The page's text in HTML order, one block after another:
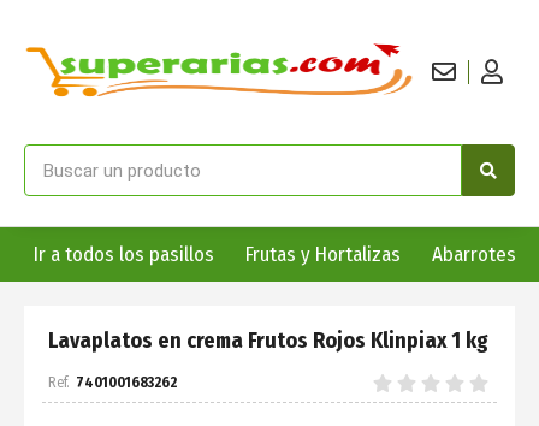
Ir a todos los pasillos Frutas y Hortalizas Abarrotes
Lavaplatos en crema Frutos Rojos Klinpiax 1 kg
7401001683262